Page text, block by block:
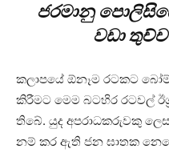
ජරමානු
වඩා
කලාපයේ ඕනෑම රටකට
කිරීමට මෙම බටහිර රටවල්
තිබේ. යුද අපරාධකරුවකු
නම් කර ඇති ජන ඝාතක